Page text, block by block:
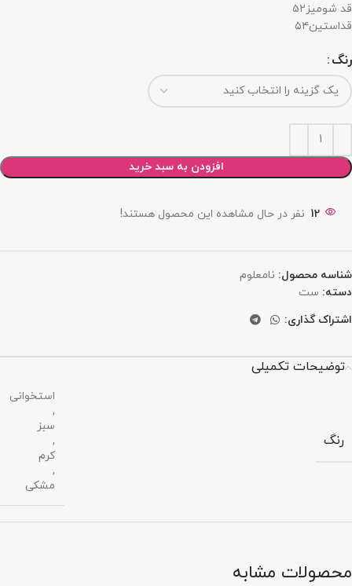
قد شومیز۵۲
قداستین۵۴
رنگ
افزودن به سبد خرید
12 نفر در حال مشاهده این محصول هستند!
شناسه محصول: نامعلوم
دسته: ست
اشتراک گذاری:
توضیحات تکمیلی
رنگ
استخوانی
,
سبز
,
کرم
,
مشکی
محصولات مشابه